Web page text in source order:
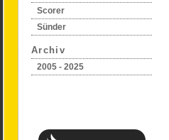
Scorer
Sünder
Archiv
2005 - 2025